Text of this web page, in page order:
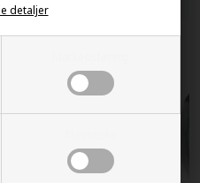
detaljer